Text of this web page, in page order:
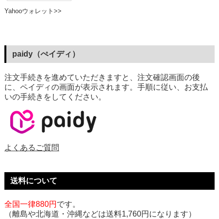
Yahooウォレット>>
paidy（ぺイディ）
注文手続きを進めていただきますと、注文確認画面の後
に、ペイディの画面が表示されます。手順に従い、お支払
いの手続きをしてください。
よくあるご質問
送料について
全国一律880円 です。
（離島や北海道・沖縄などは送料1,760円になります）